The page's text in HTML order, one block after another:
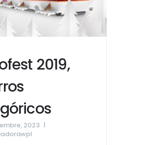
2019,
2023